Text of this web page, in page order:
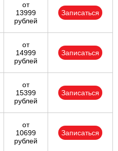
от
13999
рублей
Записаться
от
14999
рублей
Записаться
от
15399
рублей
Записаться
от
10699
рублей
Записаться